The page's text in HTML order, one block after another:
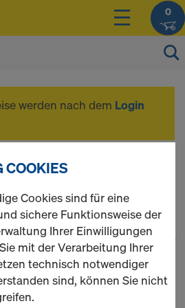
0
werden nach dem Login
COOKIES
Cookies sind für eine
sichere Funktionsweise der
Ihrer Einwilligungen
mit der Verarbeitung Ihrer
technisch notwendiger
sind, können Sie nicht